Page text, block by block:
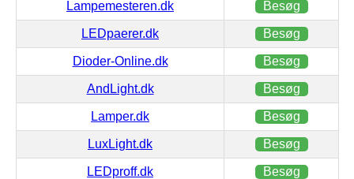
Lampemesteren.dk Besøg
LEDpaerer.dk Besøg
Dioder-Online.dk Besøg
AndLight.dk Besøg
Lamper.dk Besøg
LuxLight.dk Besøg
LEDproff.dk Besøg